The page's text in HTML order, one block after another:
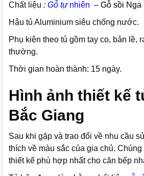
Chất liệu : Gỗ tựnhiên – Gỗ sồi Nga
Hậu tủ Aluminium siêu chống nước.
Phụ kiện theo tủ gồm tay co, bản lề,
thường.
Thời gian hoàn thành: 15 ngày.
Hình ảnh thiết kế
Bắc Giang
Sau khi gặp và trao đổi về nhu cầu
thích về màu sắc của gia chủ.
thiết kế phù hợp nhất cho căn bếp